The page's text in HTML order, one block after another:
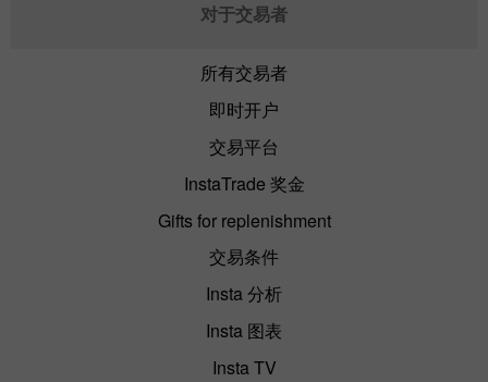
对于交易者
所有交易者
即时开户
交易平台
InstaTrade 奖金
Gifts for replenishment
交易条件
Insta 分析
Insta 图表
Insta TV